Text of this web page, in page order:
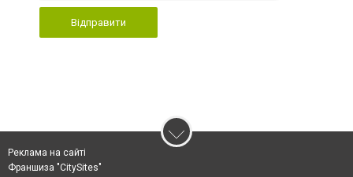
Відправити
Реклама на сайті
Франшиза "CitySites"